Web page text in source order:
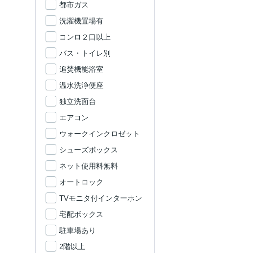
都市ガス
洗濯機置場有
コンロ２口以上
バス・トイレ別
追焚機能浴室
温水洗浄便座
独立洗面台
エアコン
ウォークインクロゼット
シューズボックス
ネット使用料無料
オートロック
TVモニタ付インターホン
宅配ボックス
駐車場あり
2階以上